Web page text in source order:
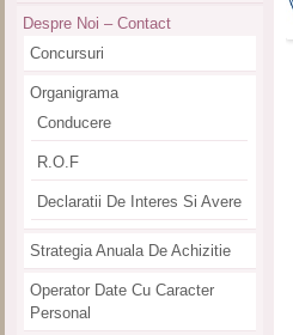
Despre Noi – Contact
Concursuri
Organigrama
Conducere
R.O.F
Declaratii De Interes Si Avere
Strategia Anuala De Achizitie
Operator Date Cu Caracter
Personal